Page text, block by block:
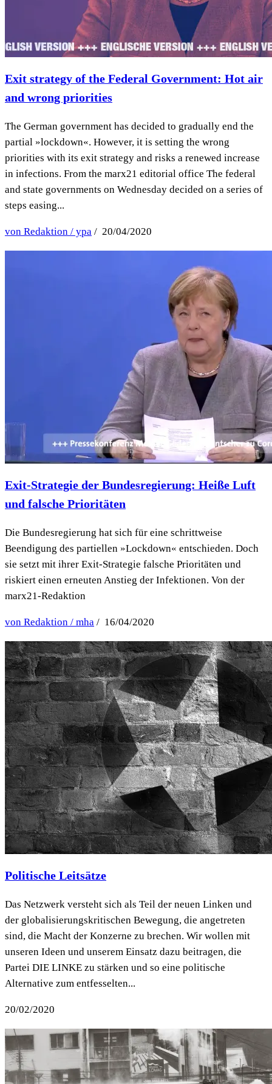
Exit strategy of the Federal Government: Hot air
and wrong priorities
The German government has decided to gradually end the
partial »lockdown«. However, it is setting the wrong
priorities with its exit strategy and risks a renewed increase
in infections. From the marx21 editorial office The federal
and state governments on Wednesday decided on a series of
steps easing...
von Redaktion / ypa / 20/04/2020
Exit-Strategie der Bundesregierung: Heiße Luft
und falsche Prioritäten
Die Bundesregierung hat sich für eine schrittweise
Beendigung des partiellen »Lockdown« entschieden. Doch
sie setzt mit ihrer Exit-Strategie falsche Prioritäten und
riskiert einen erneuten Anstieg der Infektionen. Von der
marx21-Redaktion
von Redaktion / mha / 16/04/2020
Politische Leitsätze
Das Netzwerk versteht sich als Teil der neuen Linken und
der globalisierungskritischen Bewegung, die angetreten
sind, die Macht der Konzerne zu brechen. Wir wollen mit
unseren Ideen und unserem Einsatz dazu beitragen, die
Partei DIE LINKE zu stärken und so eine politische
Alternative zum entfesselten...
20/02/2020